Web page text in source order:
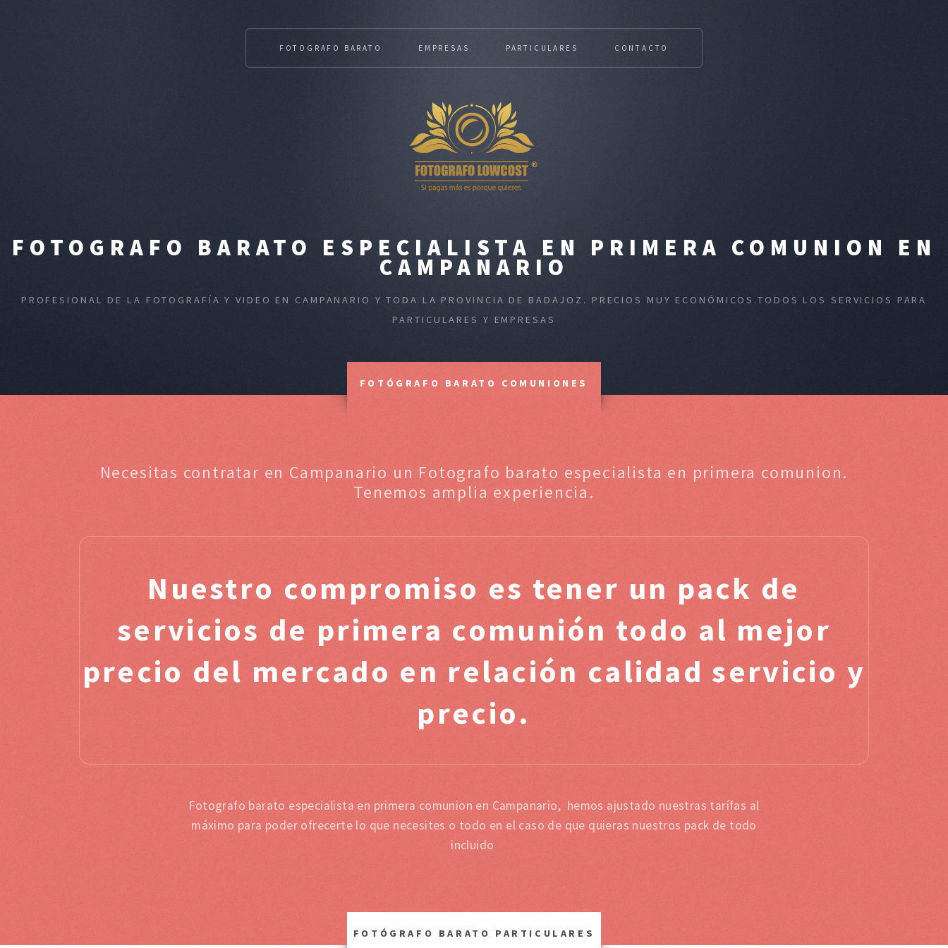
FOTOGRAFO BARATO ESPECIALISTA EN PRIMERA COMUNION EN
CAMPANARIO
PROFESIONAL DE LA FOTOGRAFÍA Y VIDEO EN CAMPANARIO Y TODA LA PROVINCIA DE BADAJOZ. PRECIOS MUY ECONÓMICOS.TODOS LOS SERVICIOS PARA
PARTICULARES Y EMPRESAS
FOTOGRAFO BARATO EMPRESAS PARTICULARES CONTACTO
FOTÓGRAFO BARATO COMUNIONES
Necesitas contratar en Campanario un Fotografo barato especialista en primera comunion.
Tenemos amplia experiencia.
Nuestro compromiso es tener un pack de
servicios de primera comunión todo al mejor
precio del mercado en relación calidad servicio y
precio.
Fotografo barato especialista en primera comunion en Campanario, hemos ajustado nuestras tarífas al
máximo para poder ofrecerte lo que necesites o todo en el caso de que quieras nuestros pack de todo
incluido
FOTÓGRAFO BARATO PARTICULARES